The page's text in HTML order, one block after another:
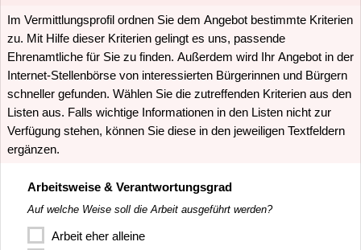
Im Vermittlungsprofil ordnen Sie dem Angebot bestimmte Kriterien
zu. Mit Hilfe dieser Kriterien gelingt es uns, passende
Ehrenamtliche für Sie zu finden. Außerdem wird Ihr Angebot in der
Internet-Stellenbörse von interessierten Bürgerinnen und Bürgern
schneller gefunden. Wählen Sie die zutreffenden Kriterien aus den
Listen aus. Falls wichtige Informationen in den Listen nicht zur
Verfügung stehen, können Sie diese in den jeweiligen Textfeldern
ergänzen.
Arbeitsweise & Verantwortungsgrad
Auf welche Weise soll die Arbeit ausgeführt werden?
Arbeit eher alleine